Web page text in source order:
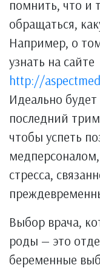
помнить, что и
обращаться,
Например, о
узнать на сайте
http://
Идеально
последний
чтобы успеть
стресса,
Выбор врача,
роды — это
беременные